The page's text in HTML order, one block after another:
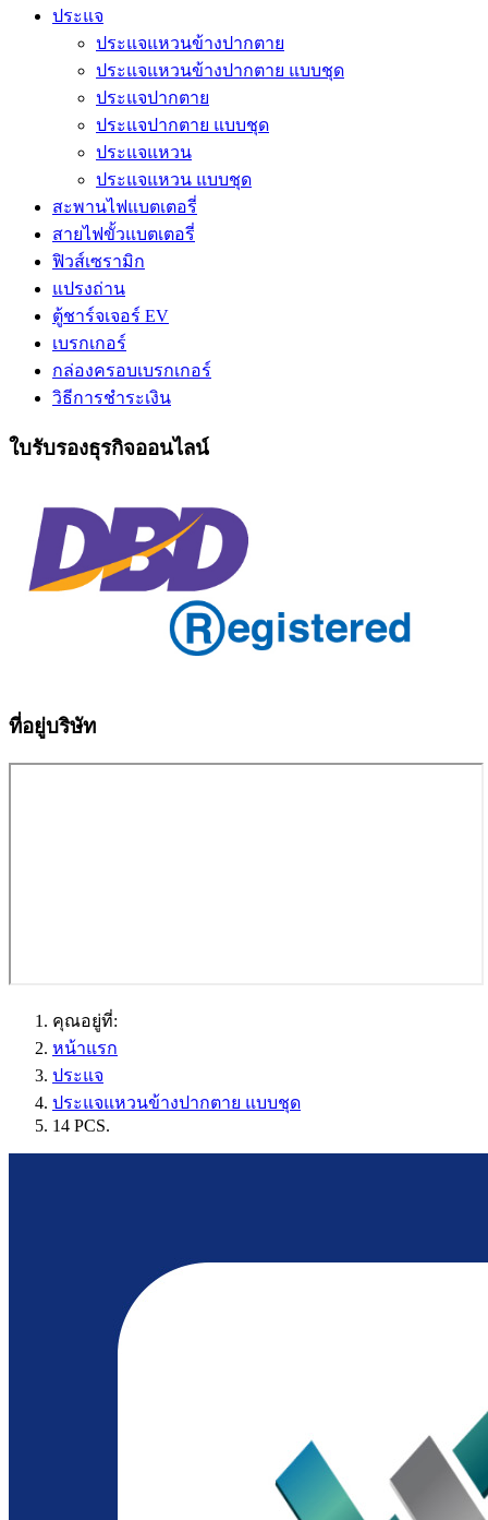
ประแจ
ประแจแหวนข้างปากตาย
ประแจแหวนข้างปากตาย แบบชุด
ประแจปากตาย
ประแจปากตาย แบบชุด
ประแจแหวน
ประแจแหวน แบบชุด
สะพานไฟแบตเตอรี่
สายไฟขั้วแบตเตอรี่
ฟิวส์เซรามิก
แปรงถ่าน
ตู้ชาร์จเจอร์ EV
เบรกเกอร์
กล่องครอบเบรกเกอร์
วิธีการชำระเงิน
ใบรับรองธุรกิจออนไลน์
ที่อยู่บริษัท
คุณอยู่ที่:
หน้าแรก
ประแจ
ประแจแหวนข้างปากตาย แบบชุด
14 PCS.